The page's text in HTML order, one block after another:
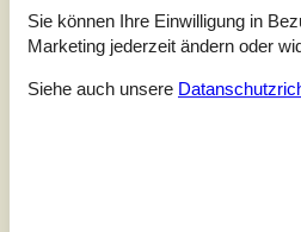
Sie können Ihre Einwilligung in
Marketing jederzeit ändern oder
Siehe auch unsere